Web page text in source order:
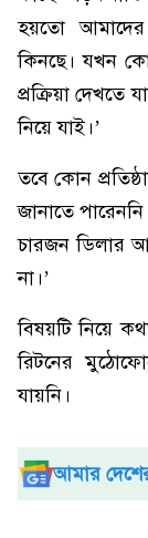
হয়তো
কিনছে। যখন
প্রক্রিয়া দেখতে
নিয়ে যাই।’
তবে কোন
জানাতে
চারজন ডিলার
না।’
বিষয়টি নিয়ে
রিটনের
যায়নি।
আমার